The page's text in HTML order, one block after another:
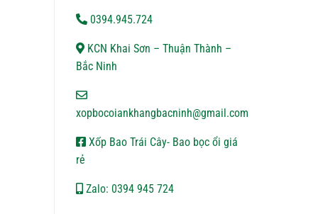
0394.945.724
KCN Khai Sơn – Thuận Thành –
Bắc Ninh
xopbocoiankhangbacninh@gmail.com
Xốp Bao Trái Cây- Bao bọc ổi giá
rẻ
Zalo: 0394 945 724